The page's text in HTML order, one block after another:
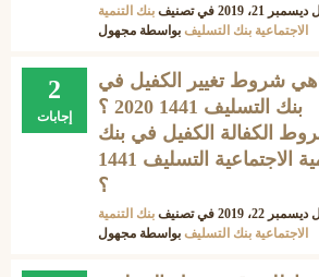
ديسمبر 21، 2019 في تصنيف بنك التنمية
الاجتماعية بنك التسليف بواسطة مجهول
2
إجابات
شروط تغيير الكفيل في
بنك التسليف 1441 2020 ؟
الكفالة الكفيل في بنك
التنمية الاجتماعية التسليف 1441
؟
ديسمبر 22، 2019 في تصنيف بنك التنمية
الاجتماعية بنك التسليف بواسطة مجهول